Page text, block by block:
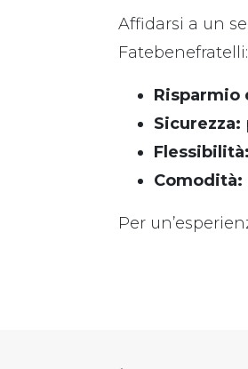
Affidarsi a un
Fatebenefratelli:
Risparmio
Sicurezza:
Flessibilità:
Comodità:
Per